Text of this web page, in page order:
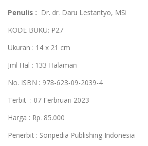
Penulis : Dr. dr. Daru Lestantyo, MSi
KODE BUKU: P27
Ukuran : 14 x 21 cm
Jml Hal : 133 Halaman
No. ISBN : 978-623-09-2039-4
Terbit : 07 Ferbruari 2023
Harga : Rp. 85.000
Penerbit : Sonpedia Publishing Indonesia